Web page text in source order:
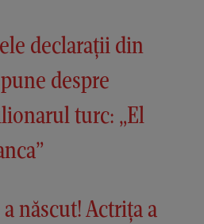
declarații din
despre
turc: „El
născut! Actrița a